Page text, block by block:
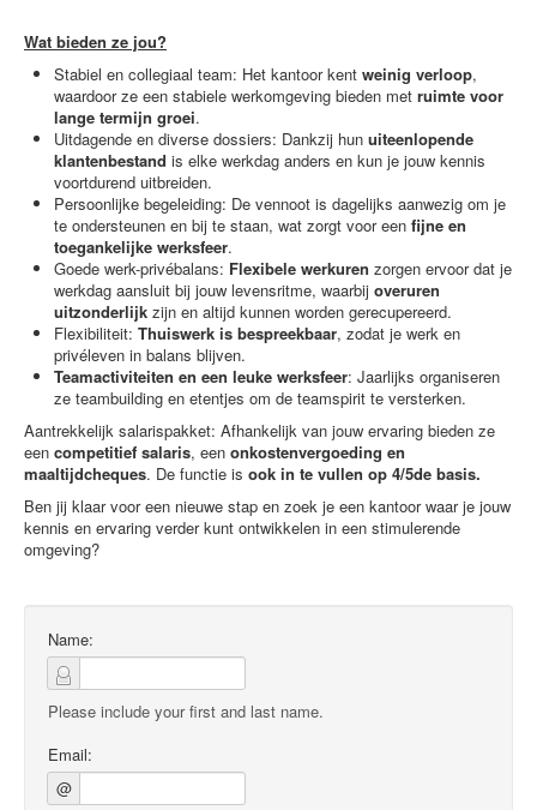
Wat bieden ze jou?
Stabiel en collegiaal team: Het kantoor kent weinig verloop,
waardoor ze een stabiele werkomgeving bieden met ruimte voor
lange termijn groei.
Uitdagende en diverse dossiers: Dankzij hun uiteenlopende
klantenbestand is elke werkdag anders en kun je jouw kennis
voortdurend uitbreiden.
Persoonlijke begeleiding: De vennoot is dagelijks aanwezig om je
te ondersteunen en bij te staan, wat zorgt voor een fijne en
toegankelijke werksfeer.
Goede werk-privébalans: Flexibele werkuren zorgen ervoor dat je
werkdag aansluit bij jouw levensritme, waarbij overuren
uitzonderlijk zijn en altijd kunnen worden gerecupereerd.
Flexibiliteit: Thuiswerk is bespreekbaar, zodat je werk en
privéleven in balans blijven.
Teamactiviteiten en een leuke werksfeer: Jaarlijks organiseren
ze teambuilding en etentjes om de teamspirit te versterken.
Aantrekkelijk salarispakket: Afhankelijk van jouw ervaring bieden ze
een competitief salaris, een onkostenvergoeding en
maaltijdcheques. De functie is ook in te vullen op 4/5de basis.
Ben jij klaar voor een nieuwe stap en zoek je een kantoor waar je jouw
kennis en ervaring verder kunt ontwikkelen in een stimulerende
omgeving?
Name:
Please include your first and last name.
Email:
@